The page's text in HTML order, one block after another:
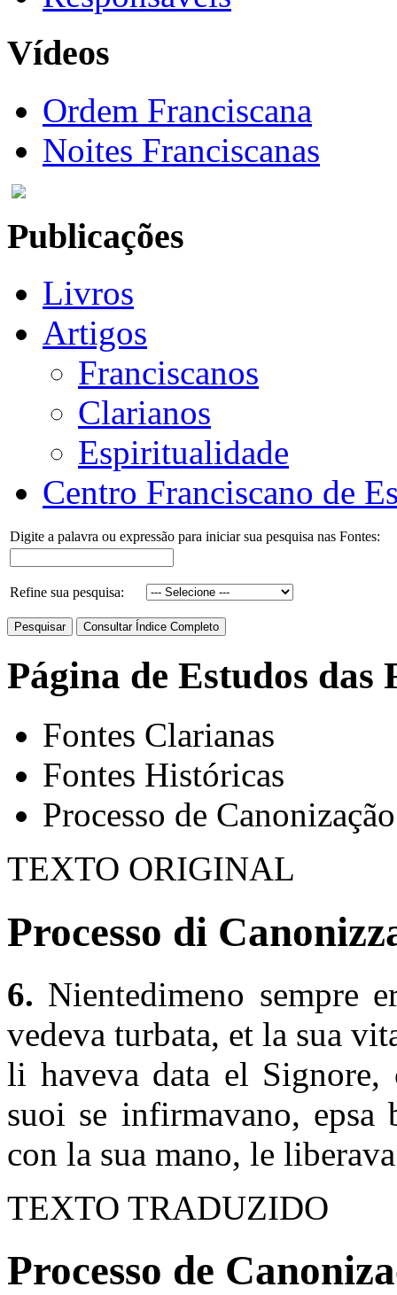
Vídeos
Ordem Franciscana
Noites Franciscanas
Publicações
Livros
Artigos
Franciscanos
Clarianos
Espiritualidade
Centro Franciscano de
Digite a palavra ou expressão para iniciar sua pesquisa nas Fontes:
Refine sua pesquisa:
Página de Estudos das
Fontes Clarianas
Fontes Históricas
Processo de Canonização
TEXTO ORIGINAL
Processo di
6. Nientedimeno sempre
vedeva turbata, et la sua
li haveva data el Signore,
suoi se infirmavano, epsa
con la sua mano, le
TEXTO TRADUZIDO
Processo de